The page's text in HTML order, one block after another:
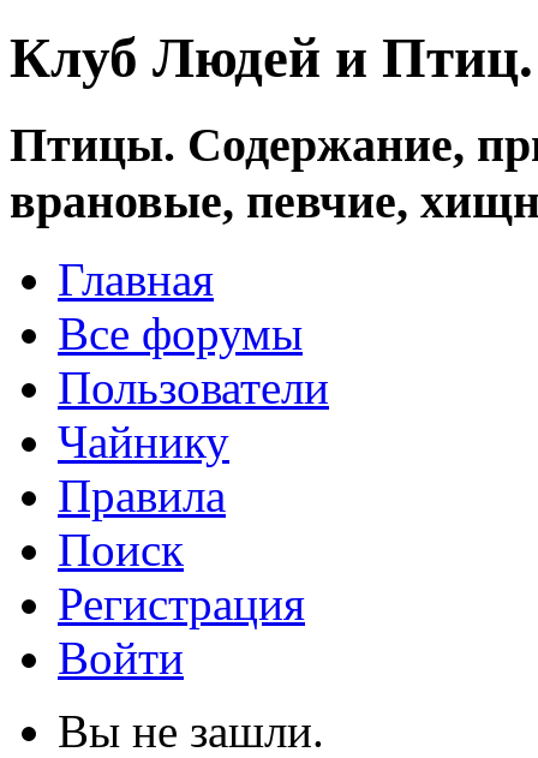
Клуб Людей и
Птицы. Содержание,
врановые, певчие,
Главная
Все форумы
Пользователи
Чайнику
Правила
Поиск
Регистрация
Войти
Вы не зашли.